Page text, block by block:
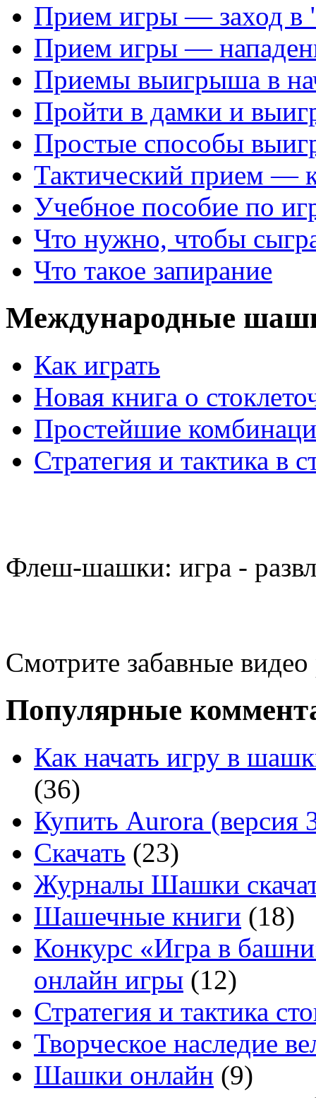
Прием игры — заход в
Прием игры —
Приемы выигрыша в
Пройти в дамки и
Простые способы
Тактический прием —
Учебное пособие по
Что нужно, чтобы
Что такое запирание
Международные
Как играть
Новая книга о
Простейшие
Стратегия и тактика в
Флеш-шашки: игра -
Смотрите забавные
Популярные
Как начать игру в
(36)
Купить Aurora (версия
Скачать (23)
Журналы Шашки
Шашечные книги (18)
Конкурс «Игра в
онлайн игры (12)
Стратегия и тактика
Творческое наследие
Шашки онлайн (9)